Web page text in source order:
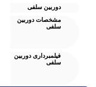
دوربین سلفی
مشخصات دوربین
سلفی
فیلمبرداری دوربین
سلفی